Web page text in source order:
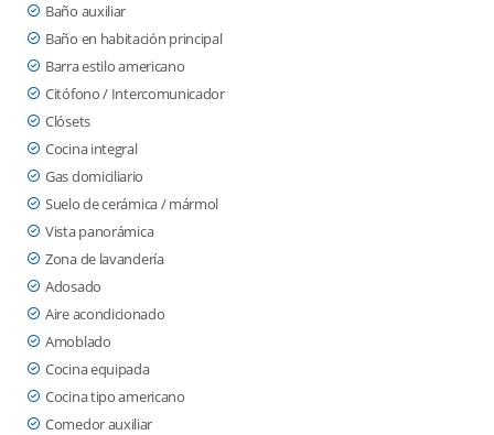
Baño auxiliar
Baño en habitación principal
Barra estilo americano
Citófono / Intercomunicador
Clósets
Cocina integral
Gas domiciliario
Suelo de cerámica / mármol
Vista panorámica
Zona de lavandería
Adosado
Aire acondicionado
Amoblado
Cocina equipada
Cocina tipo americano
Comedor auxiliar